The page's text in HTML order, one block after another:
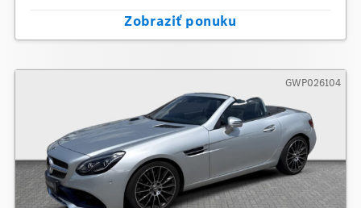
Zobraziť ponuku
GWP026104